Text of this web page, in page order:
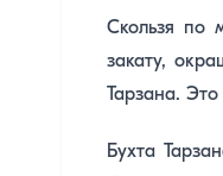
Скользя по
закату,
Тарзана.
Бухта